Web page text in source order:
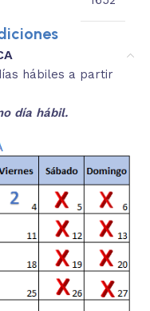
hábiles a partir
día hábil.